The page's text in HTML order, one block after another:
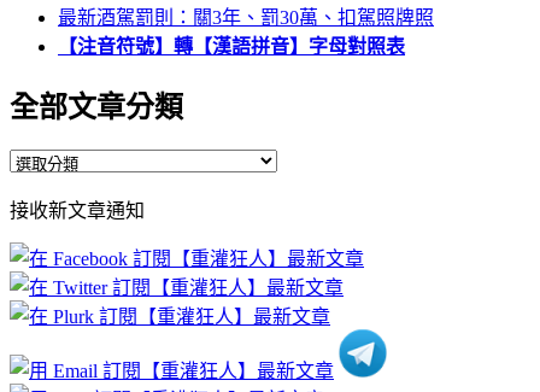
最新酒駕罰則：關3年、罰30萬、扣駕照牌照
【注音符號】轉【漢語拼音】字母對照表
全部文章分類
全
文
章
分
類
接收新文章通知